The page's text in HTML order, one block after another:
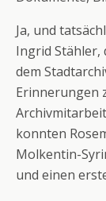
Ja, und
Ingrid Stähler,
dem
Erinnerungen
konnten
Molkentin-
und einen